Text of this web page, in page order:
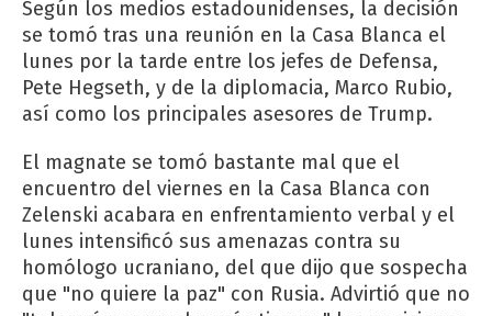
Según los medios estadounidenses, la decisión
se tomó tras una reunión en la Casa Blanca el
lunes por la tarde entre los jefes de Defensa,
Pete Hegseth, y de la diplomacia, Marco Rubio,
así como los principales asesores de Trump.
El magnate se tomó bastante mal que el
encuentro del viernes en la Casa Blanca con
Zelenski acabara en enfrentamiento verbal y el
lunes intensificó sus amenazas contra su
homólogo ucraniano, del que dijo que sospecha
que "no quiere la paz" con Rusia. Advirtió que no